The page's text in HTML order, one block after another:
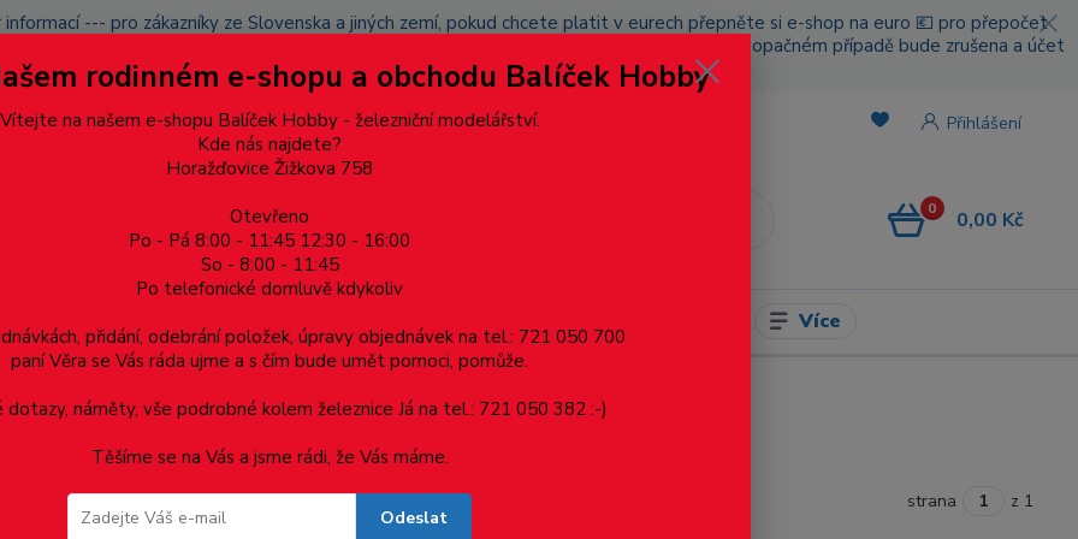
--- pro zákazníky ze Slovenska a jiných zemí, pokud chcete platit v eurech přepněte si e-shop na euro 💶 pro přepočet
nevyzvednete, bude po domluvě zaslána znovu s opětovnou platbou za poštovné, v opačném případě bude zrušena a účet
přidán na blacklist a rušeny následující objednávky.
Více Přihlášení
0 0,00 Kč
Dárkové poukazy, upomínkové předměty Více
Freiwald Software
strana z 1
rodinném e-shopu a obchodu Balíček Hobby
Vítejte na našem e-shopu Balíček Hobby - železniční modelářství.
Kde nás najdete?
Horažďovice Žižkova 758
Otevřeno
Po - Pá 8:00 - 11:45 12:30 - 16:00
So - 8:00 - 11:45
Po telefonické domluvě kdykoliv
přidání, odebrání položek, úpravy objednávek na tel.: 721 050 700
paní Věra se Vás ráda ujme a s čím bude umět pomoci, pomůže.
dotazy, náměty, vše podrobné kolem železnice Já na tel.: 721 050 382 :-)
Těšíme se na Vás a jsme rádi, že Vás máme.
Odeslat